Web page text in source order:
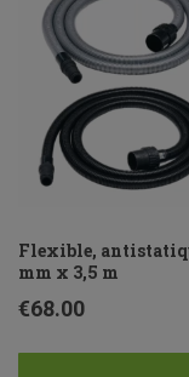
Flexible,
mm x 3,5 m
€68.00